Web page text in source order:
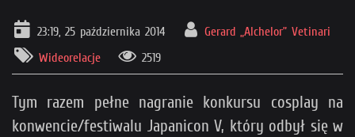
23:19, 25 października 2014
Gerard „Alchelor” Vetinari
Wideorelacje
2519
Tym razem pełne nagranie konkursu cosplay na
konwencie/festiwalu Japanicon V, który odbył się w